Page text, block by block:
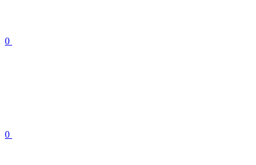
0
0